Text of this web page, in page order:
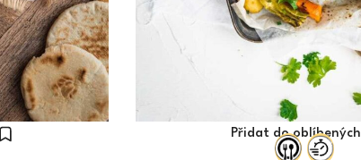
Přidat do oblíbených